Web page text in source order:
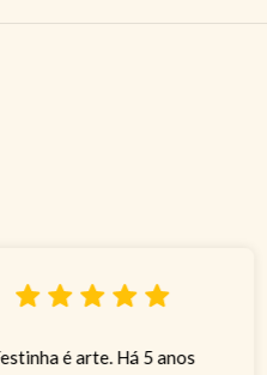
é arte. Há 5 anos